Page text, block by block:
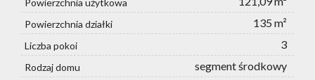
Powierzchnia użytkowa
Powierzchnia działki 135 m²
Liczba pokoi 3
Rodzaj domu segment środkowy